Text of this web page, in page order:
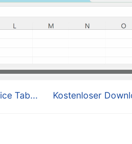
Tab... Kostenloser